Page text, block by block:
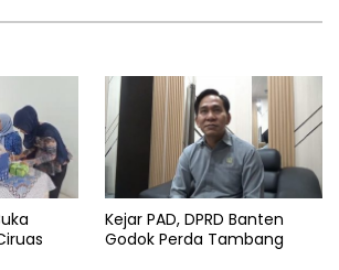
Kejar PAD, DPRD Banten
Godok Perda Tambang